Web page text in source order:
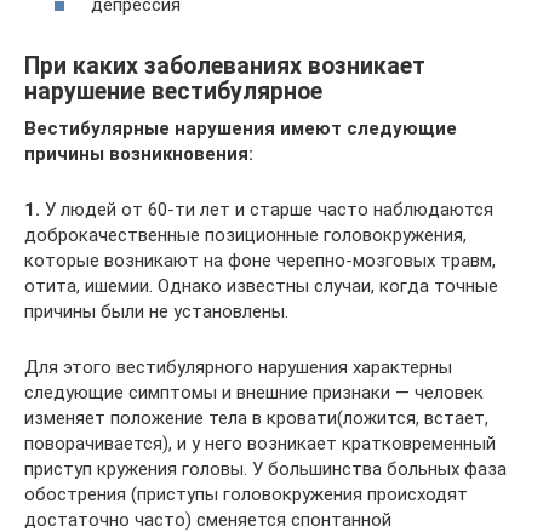
депрессия
При каких заболеваниях возникает
нарушение вестибулярное
Вестибулярные нарушения имеют следующие
причины возникновения:
1. У людей от 60-ти лет и старше часто наблюдаются
доброкачественные позиционные головокружения,
которые возникают на фоне черепно-мозговых травм,
отита, ишемии. Однако известны случаи, когда точные
причины были не установлены.
Для этого вестибулярного нарушения характерны
следующие симптомы и внешние признаки — человек
изменяет положение тела в кровати(ложится, встает,
поворачивается), и у него возникает кратковременный
приступ кружения головы. У большинства больных фаза
обострения (приступы головокружения происходят
достаточно часто) сменяется спонтанной